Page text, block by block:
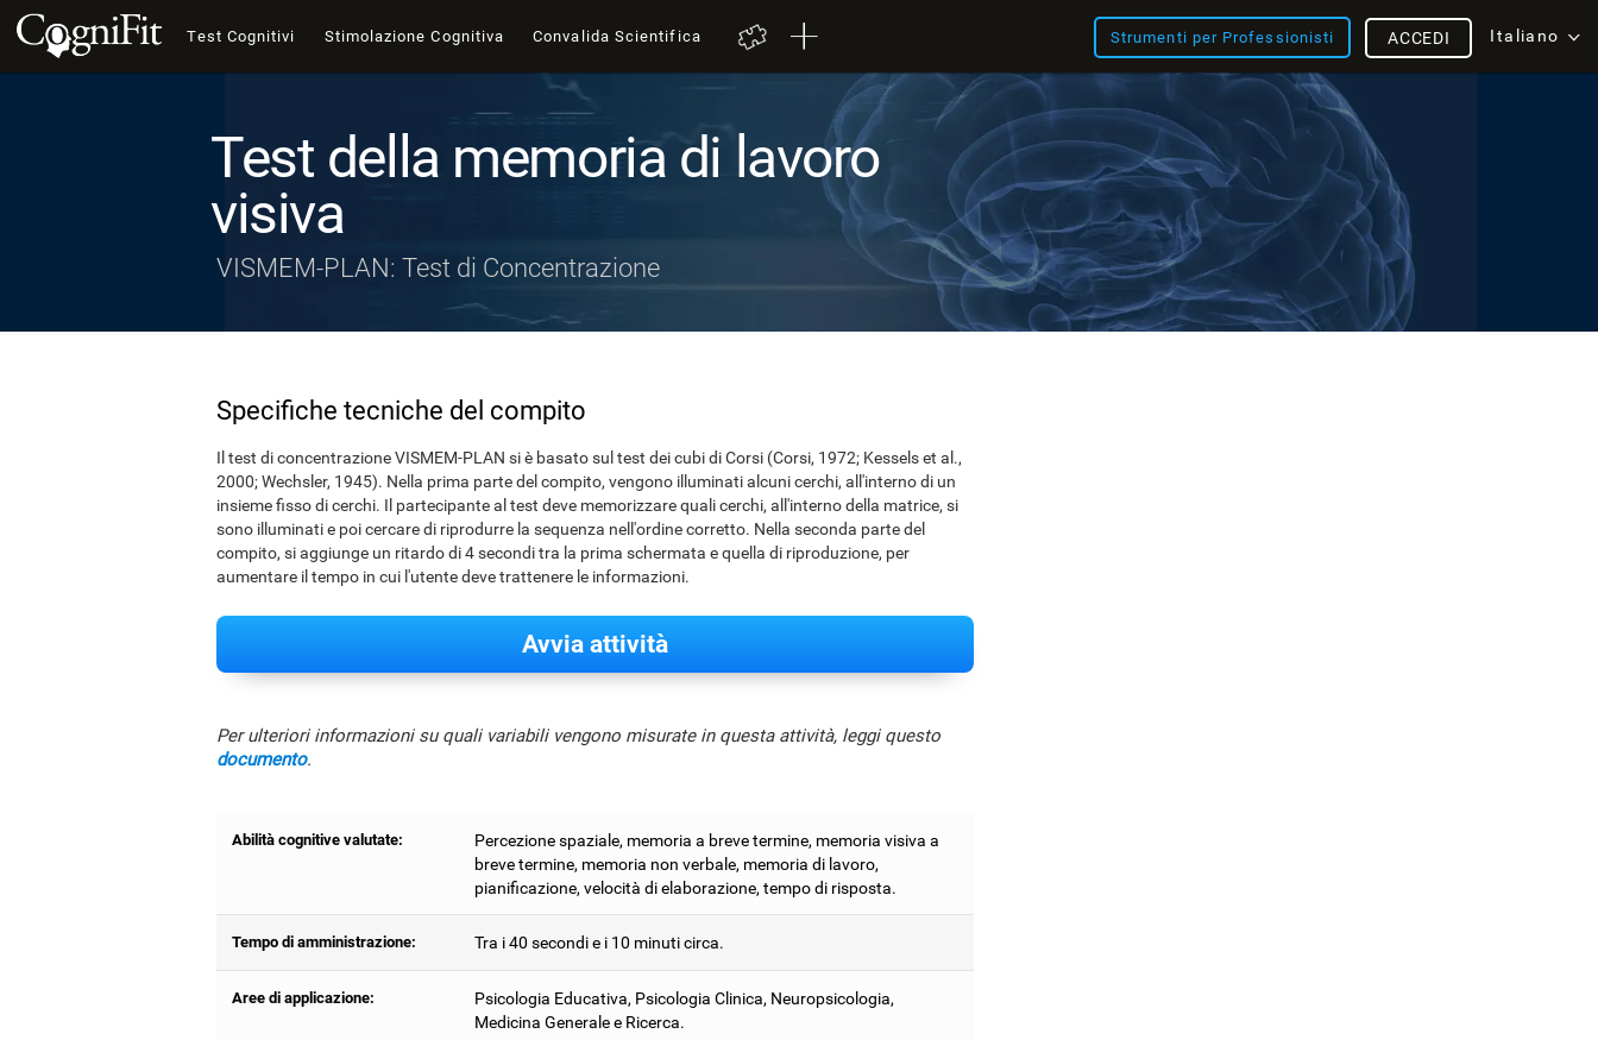
Test Cognitivi Stimolazione Cognitiva Convalida Scientifica Strumenti per Professionisti Italiano
ACCEDI
Test della memoria di lavoro
visiva
VISMEM-PLAN: Test di Concentrazione
Specifiche tecniche del compito
Il test di concentrazione VISMEM-PLAN si è basato sul test dei cubi di Corsi (Corsi, 1972; Kessels et al.,
2000; Wechsler, 1945). Nella prima parte del compito, vengono illuminati alcuni cerchi, all'interno di un
insieme fisso di cerchi. Il partecipante al test deve memorizzare quali cerchi, all'interno della matrice, si
sono illuminati e poi cercare di riprodurre la sequenza nell'ordine corretto. Nella seconda parte del
compito, si aggiunge un ritardo di 4 secondi tra la prima schermata e quella di riproduzione, per
aumentare il tempo in cui l'utente deve trattenere le informazioni.
Avvia attività
Per ulteriori informazioni su quali variabili vengono misurate in questa attività, leggi questo
documento.
Abilità cognitive valutate:
Percezione spaziale, memoria a breve termine, memoria visiva a
breve termine, memoria non verbale, memoria di lavoro,
pianificazione, velocità di elaborazione, tempo di risposta.
Tempo di amministrazione: Tra i 40 secondi e i 10 minuti circa.
Aree di applicazione:
Psicologia Educativa, Psicologia Clinica, Neuropsicologia,
Medicina Generale e Ricerca.